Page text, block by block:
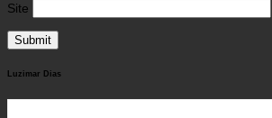
Site
Luzimar Dias